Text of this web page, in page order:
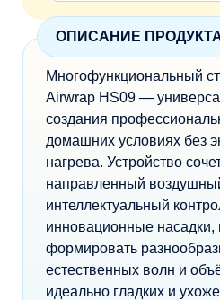
ОПИСАНИЕ
Многофункциональный
Airwrap HS09 —
создания
домашних условиях без
нагрева. Устройство
направленный
интеллектуальный
инновационные насадки,
формировать
естественных волн и
идеально гладких и